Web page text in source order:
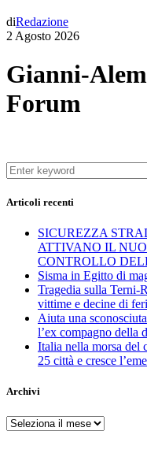
diRedazione
2 Agosto 2026
Gianni-
Forum
Articoli recenti
SICUREZZA
ATTIVANO IL
CONTROLLO
Sisma in Egitto di
Tragedia sulla Terni-
vittime e decine di
Aiuta una
l’ex compagno della
Italia nella morsa del
25 città e cresce
Archivi
Archivi